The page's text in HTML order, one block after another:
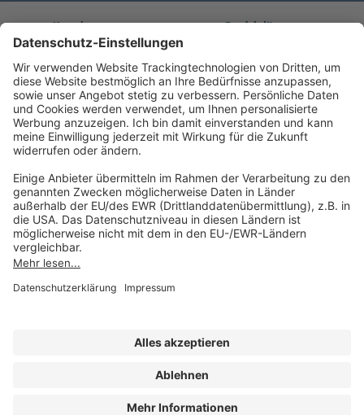
Kontakt
Sie erreichen uns unter:
(08233) 38 11 23
service@forum-verlag.com
Mo-Do 07:30 - 17:00 Uhr
Fr 07:30 - 15:00 Uhr
Produktlösungen
AKADEMIE HERKERT
Unsere Marken
Folgen Sie uns
Impressum
Cookie-Einstellungen
AGB und Lizenzbedingungen